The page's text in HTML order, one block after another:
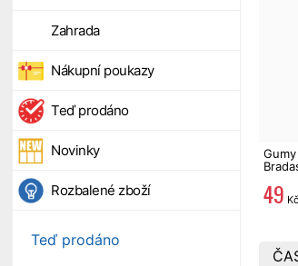
Zahrada
Nákupní poukazy
Teď prodáno
Novinky
Rozbalené zboží
Teď prodáno
49 Kč